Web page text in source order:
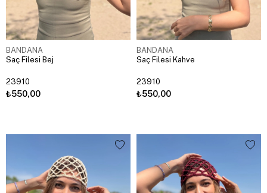
BANDANA
Saç Filesi Bej
23910
₺550,00
BANDANA
Saç Filesi Kahve
23910
₺550,00